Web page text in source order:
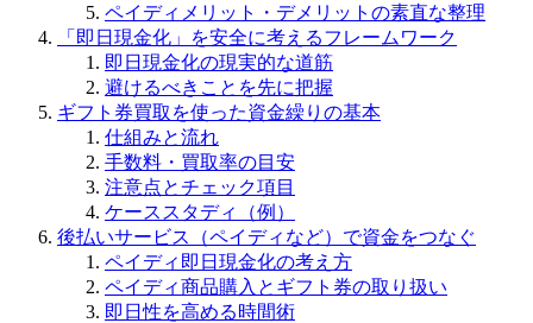
ペイディメリット・デメリットの素直な整理
「即日現金化」を安全に考えるフレームワーク
即日現金化の現実的な道筋
避けるべきことを先に把握
ギフト券買取を使った資金繰りの基本
仕組みと流れ
手数料・買取率の目安
注意点とチェック項目
ケーススタディ（例）
後払いサービス（ペイディなど）で資金をつなぐ
ペイディ即日現金化の考え方
ペイディ商品購入とギフト券の取り扱い
即日性を高める時間術